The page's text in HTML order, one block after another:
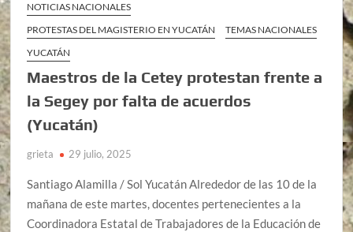
NOTICIAS NACIONALES
PROTESTAS DEL MAGISTERIO EN YUCATÁN
TEMAS NACIONALES
YUCATÁN
Maestros de la Cetey protestan frente a
la Segey por falta de acuerdos
(Yucatán)
grieta 29 julio, 2025
Santiago Alamilla / Sol Yucatán Alrededor de las 10 de la
mañana de este martes, docentes pertenecientes a la
Coordinadora Estatal de Trabajadores de la Educación de